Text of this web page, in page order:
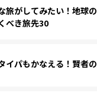
旅がしてみたい！地球
べき旅先30
イパもかなえる！賢者